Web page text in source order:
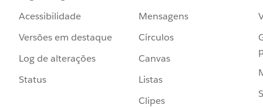
Acessibilidade
Versões em destaque
Log de alterações
Status
Mensagens
Círculos
Canvas
Listas
Clipes